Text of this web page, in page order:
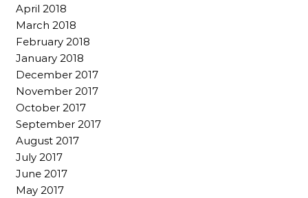
April 2018
March 2018
February 2018
January 2018
December 2017
November 2017
October 2017
September 2017
August 2017
July 2017
June 2017
May 2017